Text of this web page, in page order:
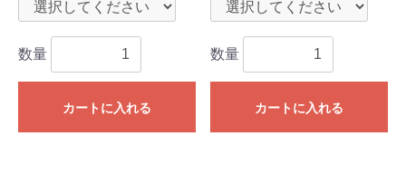
数量
カートに入れる
数量
カートに入れる